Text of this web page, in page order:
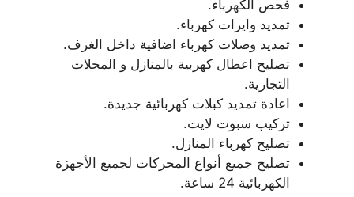
فحص الكهرباء.
تمديد وايرات كهرباء.
تمديد وصلات كهرباء اضافية داخل الغرف.
تصليح اعطال كهربية بالمنازل و المحلات
التجارية.
اعادة تمديد كبلات كهربائية جديدة.
تركيب سبوت لايت.
تصليح كهرباء المنازل.
تصليح جميع أنواع المحركات لجميع الأجهزة
الكهربائية 24 ساعة.